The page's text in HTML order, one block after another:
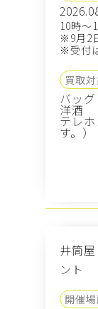
10時～
※9月2
※受付
買取
バッ
洋酒
テレ
す。）
井筒
ント
開催